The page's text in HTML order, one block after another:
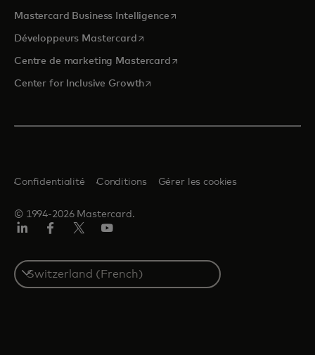
Mastercard Business Intelligences’ouvre dans un nouvel onglet
Développeurs Mastercards’ouvre dans un nouvel onglet
Centre de marketing Mastercards’ouvre dans un nouvel onglet
Center for Inclusive Growths’ouvre dans un nouvel onglet
© 1994-2026 Mastercard.
Confidentialité Conditions Gérer les cookies
Select
a
country